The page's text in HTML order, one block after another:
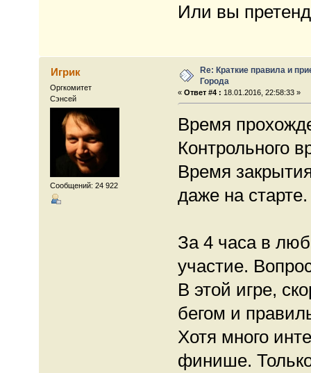
Или вы
Игрик
Оргкомитет
Сэнсей
Сообщений: 24 922
Re: Краткие правила и
Города
« Ответ #4 : 18.01.2016, 22:58:33 »
Время
Контрольного
Время
даже на старте.
За 4 часа в
участие.
В этой игре,
бегом и
Хотя много
финише. Только